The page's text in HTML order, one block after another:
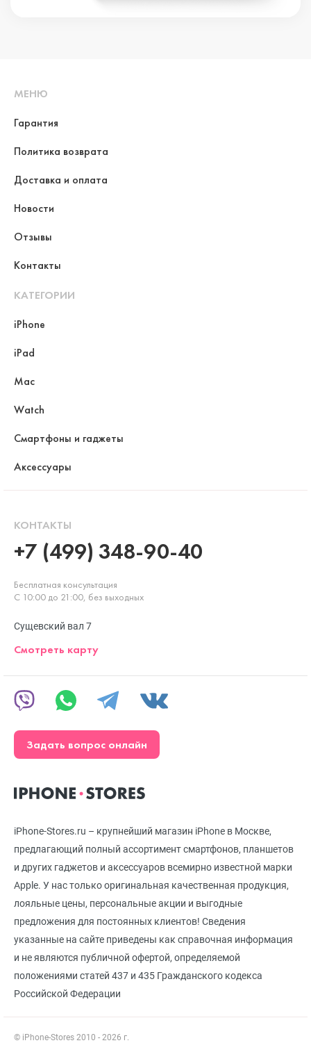
iPhone-Stores.ru – крупнейший магазин iPhone в Москве,
предлагающий полный ассортимент смартфонов, планшетов
и других гаджетов и аксессуаров всемирно известной марки
Apple. У нас только оригинальная качественная продукция,
лояльные цены, персональные акции и выгодные
предложения для постоянных клиентов! Сведения
указанные на сайте приведены как справочная информация
и не являются публичной офертой, определяемой
положениями статей 437 и 435 Гражданского кодекса
Российской Федерации
© iPhone-Stores 2010 - 2026 г.
МЕНЮ
Гарантия
Политика возврата
Доставка и оплата
Новости
Отзывы
Контакты
КАТЕГОРИИ
iPhone
iPad
Mac
Watch
Смартфоны и гаджеты
Аксессуары
КОНТАКТЫ
+7 (499) 348-90-40
Бесплатная консультация
С 10:00 до 21:00, без выходных
Сущевский вал 7
Смотреть карту
Задать вопрос онлайн